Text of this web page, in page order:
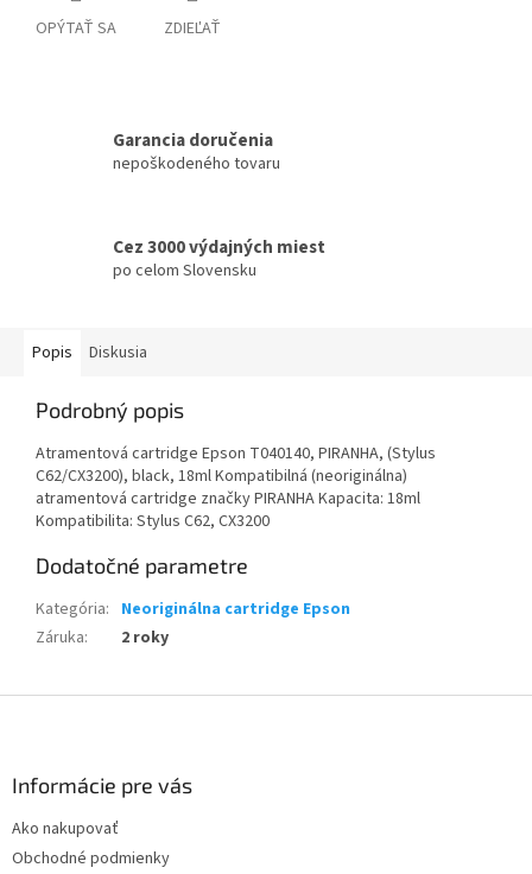
OPÝTAŤ SA ZDIEĽAŤ
Garancia doručenia
nepoškodeného tovaru
Cez 3000 výdajných miest
po celom Slovensku
Popis Diskusia
Podrobný popis
Atramentová cartridge Epson T040140, PIRANHA, (Stylus
C62/CX3200), black, 18ml Kompatibilná (neoriginálna)
atramentová cartridge značky PIRANHA Kapacita: 18ml
Kompatibilita: Stylus C62, CX3200
Dodatočné parametre
Kategória: Neoriginálna cartridge Epson
Záruka: 2 roky
Informácie pre vás
Ako nakupovať
Obchodné podmienky